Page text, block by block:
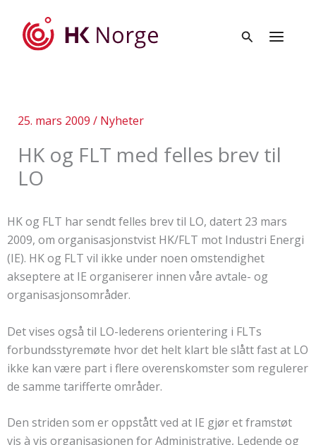
25. mars 2009 / Nyheter
HK og FLT med felles brev til
LO
HK og FLT har sendt felles brev til LO, datert 23 mars
2009, om organisasjonstvist HK/FLT mot Industri Energi
(IE). HK og FLT vil ikke under noen omstendighet
akseptere at IE organiserer innen våre avtale- og
organisasjonsområder.
Det vises også til LO-lederens orientering i FLTs
forbundsstyremøte hvor det helt klart ble slått fast at LO
ikke kan være part i flere overenskomster som regulerer
de samme tarifferte områder.
Den striden som er oppstått ved at IE gjør et framstøt
vis à vis organisasjonen for Administrative, Ledende og